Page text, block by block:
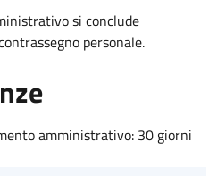
si conclude
personale.
amministrativo: 30 giorni